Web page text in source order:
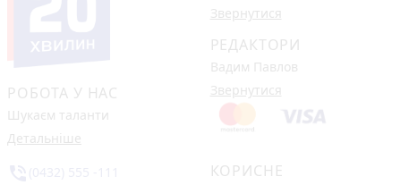
РОБОТА У НАС
Шукаєм таланти
Детальніше
Звернутися
РЕДАКТОРИ
Вадим Павлов
Звернутися
КОРИСНЕ